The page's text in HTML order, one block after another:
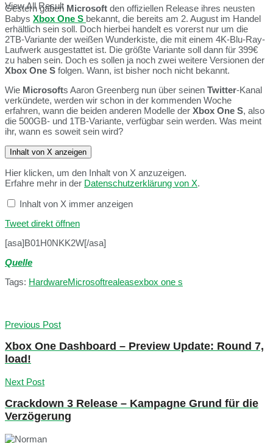
View All Result
Gestern gaben Microsoft den offiziellen Release ihres neusten
Babys Xbox One S bekannt, die bereits am 2. August im Handel
erhältlich sein soll. Doch hierbei handelt es vorerst nur um die
2TB-Variante der weißen Wunderkiste, die mit einem 4K-Blu-Ray-
Laufwerk ausgestattet ist. Die größte Variante soll dann für 399€
zu haben sein. Doch es sollen ja noch zwei weitere Versionen der
Xbox One S folgen. Wann, ist bisher noch nicht bekannt.
Wie Microsofts Aaron Greenberg nun über seinen Twitter-Kanal
verkündete, werden wir schon in der kommenden Woche
erfahren, wann die beiden anderen Modelle der Xbox One S, also
die 500GB- und 1TB-Variante, verfügbar sein werden. Was meint
ihr, wann es soweit sein wird?
Inhalt von X anzeigen
Hier klicken, um den Inhalt von X anzuzeigen.
Erfahre mehr in der Datenschutzerklärung von X.
Inhalt von X immer anzeigen
Tweet direkt öffnen
[asa]B01H0NKK2W[/asa]
Quelle
Tags: HardwareMicrosoftrealeasexbox one s
Previous Post
Xbox One Dashboard – Preview Update: Round 7,
load!
Next Post
Crackdown 3 Release – Kampagne Grund für die
Verzögerung